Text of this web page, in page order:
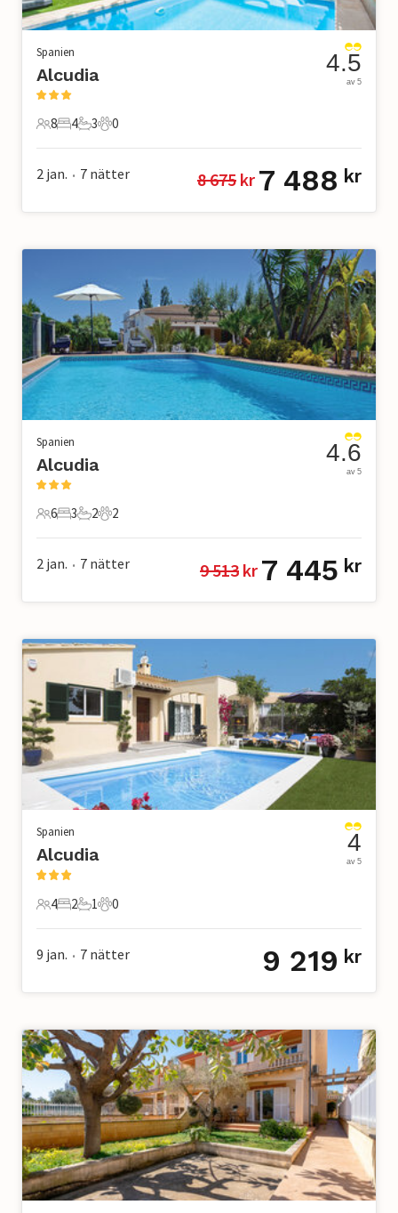
Spanien
Alcudia
8 Gäster
8
4 Sovrum
4
3 Badrum
3
0 Husdjur
0
4.5
av 5
2 jan. • 7 nätter 8 675 kr 7 488 kr
Spanien
Alcudia
6 Gäster
6
3 Sovrum
3
2 Badrum
2
2 Husdjur
2
4.6
av 5
2 jan. • 7 nätter 9 513 kr 7 445 kr
Spanien
Alcudia
4 Gäster
4
2 Sovrum
2
1 Badrum
1
0 Husdjur
0
4
av 5
9 jan. • 7 nätter 9 219 kr